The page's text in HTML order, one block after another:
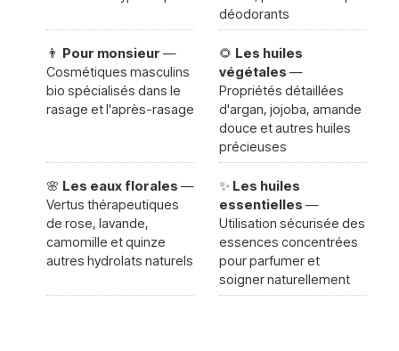
déodorants
👨 Pour monsieur —
Cosmétiques masculins
bio spécialisés dans le
rasage et l'après-rasage
🌻 Les huiles
végétales —
Propriétés détaillées
d'argan, jojoba, amande
douce et autres huiles
précieuses
🌸 Les eaux florales —
Vertus thérapeutiques
de rose, lavande,
camomille et quinze
autres hydrolats naturels
✨ Les huiles
essentielles —
Utilisation sécurisée des
essences concentrées
pour parfumer et
soigner naturellement